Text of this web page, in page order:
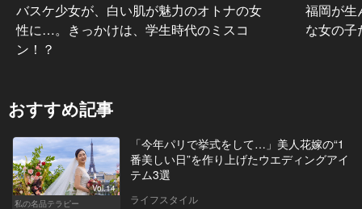
バスケ少女が、白い肌が魅力のオトナの女
性に…。きっかけは、学生時代のミスコ
ン！？
福岡が生
な女の
おすすめ記事
Vol.14
私の名品テラピー
「今年パリで挙式をして…」美人花嫁の“1
番美しい日”を作り上げたウエディングアイ
テム3選
ライフスタイル